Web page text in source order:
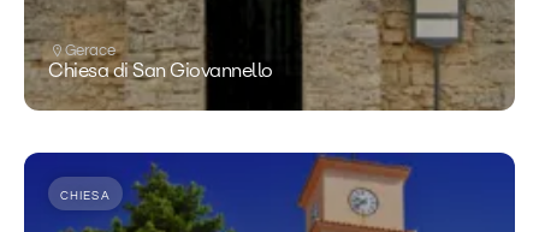
Gerace
Chiesa di San Giovannello
CHIESA